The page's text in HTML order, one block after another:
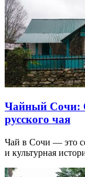
Чайный Сочи:
русского чая
Чай в Сочи — это
и культурная